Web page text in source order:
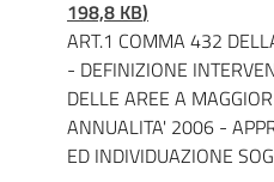
198,8 KB)
ART.1 COMMA 432
- DEFINIZIONE
DELLE AREE A
ANNUALITA' 2006 -
ED INDIVIDUAZIONE